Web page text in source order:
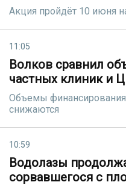
Акция пройдёт 10 июня
11:05
Волков сравнил
частных клиник и
Объемы
снижаются
10:59
Водолазы
сорвавшегося с